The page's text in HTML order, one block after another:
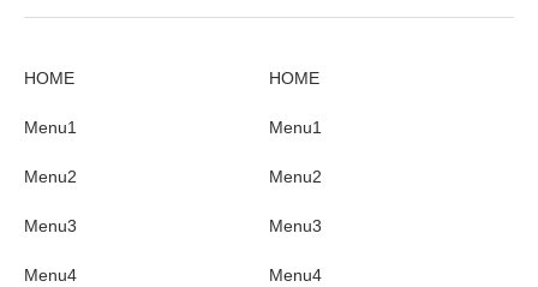
HOME
Menu1
Menu2
Menu3
Menu4
HOME
Menu1
Menu2
Menu3
Menu4